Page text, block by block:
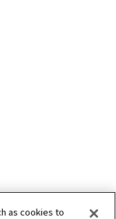
as cookies to